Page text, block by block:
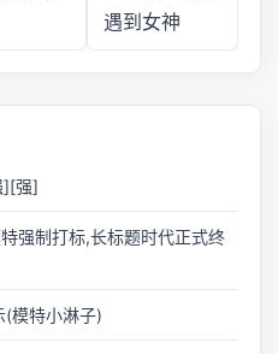
遇到女神
][强]
强制打标,长标题时代正式终
模特小淋子)